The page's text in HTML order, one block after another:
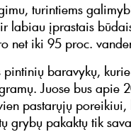
turintiems
labiau įprastais
net iki 95 proc.
pintinių baravykų,
Juose bus apie
pastarųjų
grybų pakaktų tik